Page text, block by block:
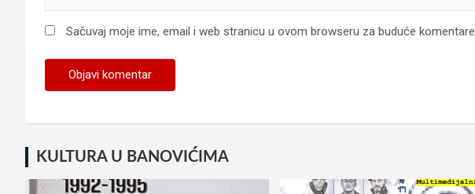
Sačuvaj moje ime, email i web stranicu u ovom browseru za buduće komentare.
KULTURA U BANOVIĆIMA